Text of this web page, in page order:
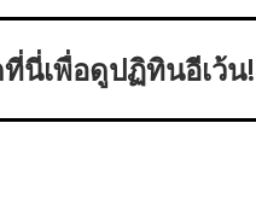
นี่เพื่อดูปฏิทินอีเว้น!